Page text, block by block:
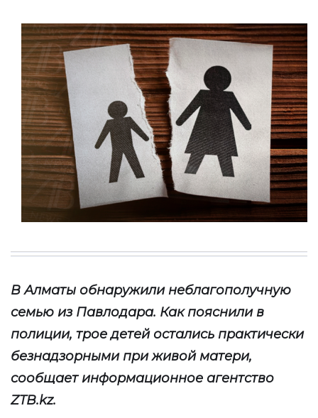
ВАлматы обнаружили неблагополучную
семью из Павлодара. Как пояснили в
полиции, трое детей остались практически
безнадзорными при живой матери,
сообщает информационное агентство
ZTB.kz.